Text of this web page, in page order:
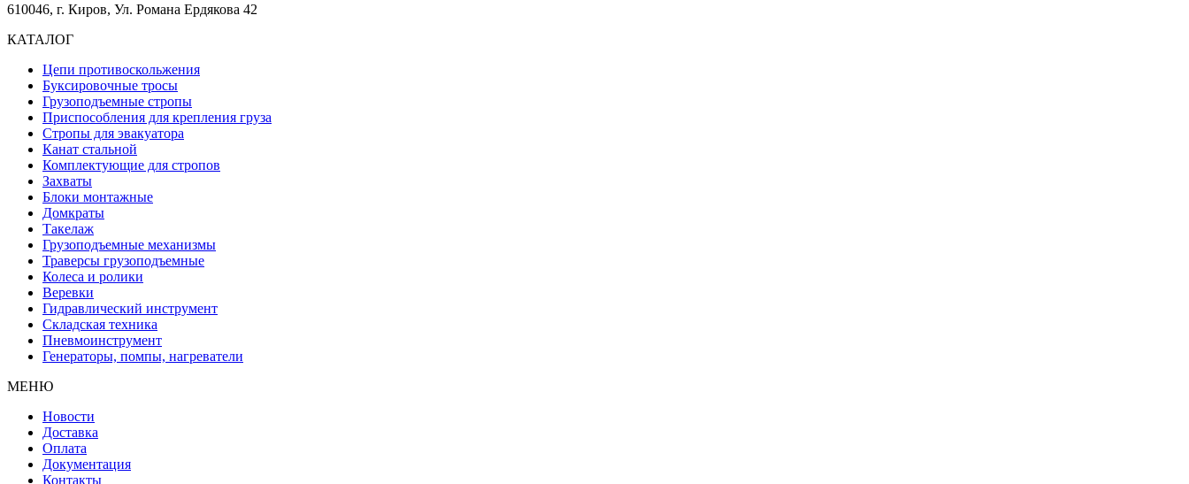
610046, г. Киров, Ул. Романа Ердякова 42
КАТАЛОГ
Цепи противоскольжения
Буксировочные тросы
Грузоподъемные стропы
Приспособления для крепления груза
Стропы для эвакуатора
Канат стальной
Комплектующие для стропов
Захваты
Блоки монтажные
Домкраты
Такелаж
Грузоподъемные механизмы
Траверсы грузоподъемные
Колеса и ролики
Веревки
Гидравлический инструмент
Складская техника
Пневмоинструмент
Генераторы, помпы, нагреватели
МЕНЮ
Новости
Доставка
Оплата
Документация
Контакты